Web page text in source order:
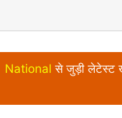
National से जुड़ी लेटेस्ट